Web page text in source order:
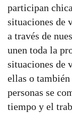
participan
situaciones de
a través de
unen toda la
situaciones de
ellas o
personas se
tiempo y el